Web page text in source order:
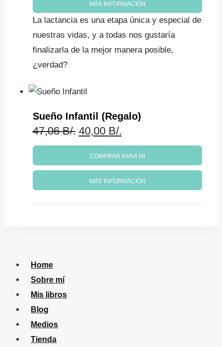
era:
41,18 B/..
es:
35,00 B/..
MÁS INFORMACIÓN
La lactancia es una etapa única y especial de
nuestras vidas, y a todas nos gustaría
finalizarla de la mejor manera posible,
¿verdad?
Sueño Infantil (Regalo)
47,06B/. El
original
era:
40,00 B/.El
actual
es:
COMPRAR PARA MI
MÁS INFORMACIÓN
Home
Sobre mí
Mis libros
Blog
Medios
Tienda